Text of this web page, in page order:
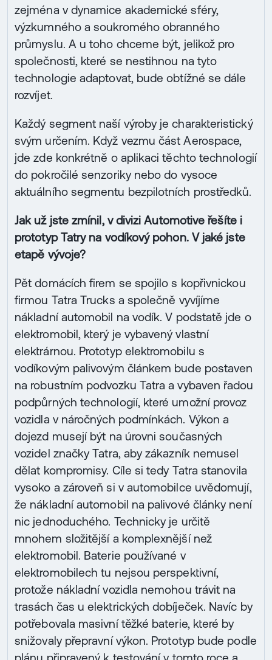
zejména v dynamice akademické sféry,
výzkumného a soukromého obranného
průmyslu. A u toho chceme být, jelikož pro
společnosti, které se nestihnou na tyto
technologie adaptovat, bude obtížné se dále
rozvíjet.
Každý segment naší výroby je charakteristický
svým určením. Když vezmu část Aerospace,
jde zde konkrétně o aplikaci těchto technologií
do pokročilé senzoriky nebo do vysoce
aktuálního segmentu bezpilotních prostředků.
Jak už jste zmínil, v divizi Automotive řešíte i
prototyp Tatry na vodíkový pohon. V jaké jste
etapě vývoje?
Pět domácích firem se spojilo s kopřivnickou
firmou Tatra Trucks a společně vyvíjíme
nákladní automobil na vodík. V podstatě jde o
elektromobil, který je vybavený vlastní
elektrárnou. Prototyp elektromobilu s
vodíkovým palivovým článkem bude postaven
na robustním podvozku Tatra a vybaven řadou
podpůrných technologií, které umožní provoz
vozidla v náročných podmínkách. Výkon a
dojezd musejí být na úrovni současných
vozidel značky Tatra, aby zákazník nemusel
dělat kompromisy. Cíle si tedy Tatra stanovila
vysoko a zároveň si v automobilce uvědomují,
že nákladní automobil na palivové články není
nic jednoduchého. Technicky je určitě
mnohem složitější a komplexnější než
elektromobil. Baterie používané v
elektromobilech tu nejsou perspektivní,
protože nákladní vozidla nemohou trávit na
trasách čas u elektrických dobíječek. Navíc by
potřebovala masivní těžké baterie, které by
snižovaly přepravní výkon. Prototyp bude podle